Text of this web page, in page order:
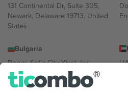
131 Continental Dr, Suite 305,
Newark, Delaware 19713, United
States
Bulgaria
Regus Sofia City West, bul
Totleben 53-55, 1606 Sofia,
Bulgaria